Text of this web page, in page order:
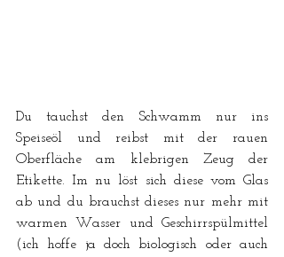
Du tauchst den Schwamm nur ins
Speiseöl und reibst mit der rauen
Oberfläche am klebrigen Zeug der
Etikette. Im nu löst sich diese vom Glas
ab und du brauchst dieses nur mehr mit
warmen Wasser und Geschirrspülmittel
(ich hoffe ja doch biologisch oder auch